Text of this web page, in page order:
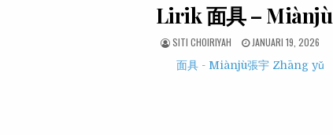
Lirik 面具 – Miànjù
SITI CHOIRIYAH JANUARI 19, 2026